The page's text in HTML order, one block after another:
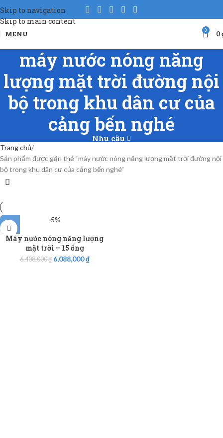
Skip to navigation
Skip to main content
MENU 0 0
máy nước nóng năng
lượng mặt trời đường nội
bộ trong khu dân cư của
cảng bến nghé
Nhu cầu
Trang chủ
Sản phẩm được gắn thẻ “máy nước nóng năng lượng mặt trời đường nội
bộ trong khu dân cư của cảng bến nghé”
-5%
Máy nước nóng năng lượng
mặt trời – 15 ống
6,408,000₫ 6,088,000₫